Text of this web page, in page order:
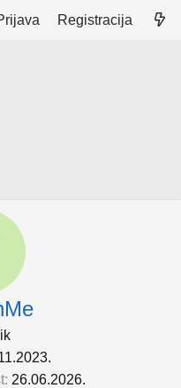
Registracija
26.06.2026.